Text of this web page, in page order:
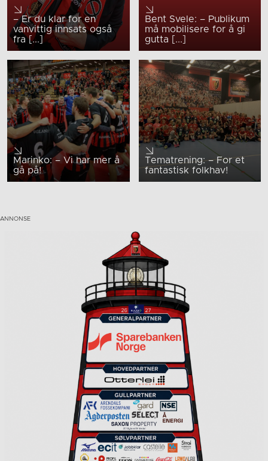
– Er du klar for en
vanvittig innsats også
fra [...]
Bent Svele: – Publikum
må mobilisere for å gi
gutta [...]
Marinko: – Vi har mer å
gå på!
Tematrening: – For et
fantastisk folkhav!